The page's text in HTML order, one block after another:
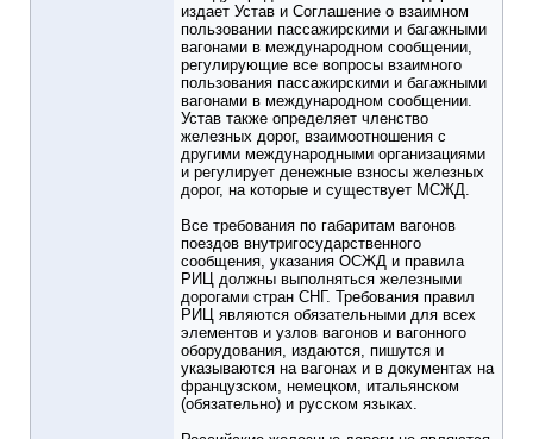
издает Устав и Соглашение о взаимном
пользовании пассажирскими и багажными
вагонами в международном сообщении,
регулирующие все вопросы взаимного
пользования пассажирскими и багажными
вагонами в международном сообщении.
Устав также определяет членство
железных дорог, взаимоотношения с
другими международными организациями
и регулирует денежные взносы железных
дорог, на которые и существует МСЖД.
Все требования по габаритам вагонов
поездов внутригосударственного
сообщения, указания ОСЖД и правила
РИЦ должны выполняться железными
дорогами стран СНГ. Требования правил
РИЦ являются обязательными для всех
элементов и узлов вагонов и вагонного
оборудования, издаются, пишутся и
указываются на вагонах и в документах на
французском, немецком, итальянском
(обязательно) и русском языках.